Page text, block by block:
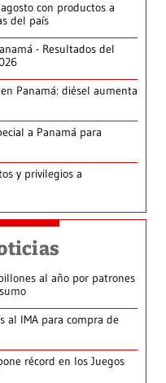
con productos a
del país
- Resultados del
Panamá: diésel aumenta
a Panamá para
y privilegios a
al año por patrones
al IMA para compra de
récord en los Juegos